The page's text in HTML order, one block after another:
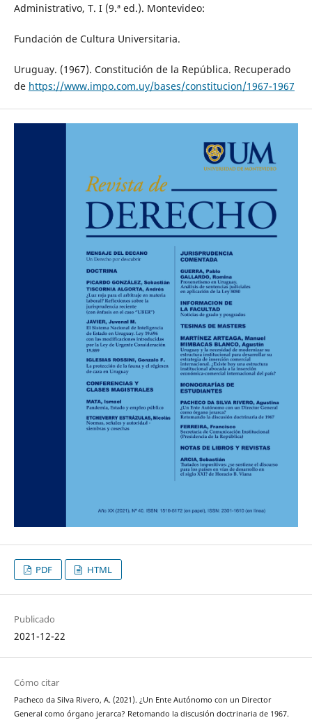
Administrativo, T. I (9.ª ed.). Montevideo:
Fundación de Cultura Universitaria.
Uruguay. (1967). Constitución de la República. Recuperado
de https://www.impo.com.uy/bases/constitucion/1967-1967
PDF HTML
Publicado
2021-12-22
Cómo citar
Pacheco da Silva Rivero, A. (2021). ¿Un Ente Autónomo con un Director
General como órgano jerarca? Retomando la discusión doctrinaria de 1967.